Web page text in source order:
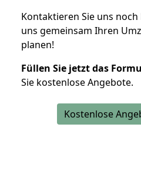
Kontaktieren Sie uns
uns gemeinsam Ihren
planen!
Füllen Sie jetzt das
Sie kostenlose Angebote.
Kostenlose